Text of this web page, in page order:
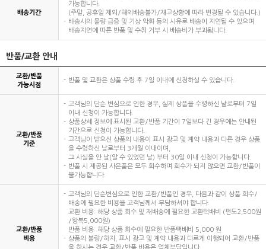
배송기간
가능합니다.
(주말, 공휴일 제외/해외배송불가/재고상황에 따라 변경될 수 있습니다.)
배송사의 물량 급증 및 기상 악화 등의 사유로 배송이 지연될 수 있으며
배송지연에 따른 반품 및 수취 거부 시 배송비가 부과됩니다.
반품/교환 안내
교환/반품
가능시점
반품 및 교환은 상품 수령 후 7일 이내에 신청하실 수 있습니다.
교환/반품
기준
고객님의 단순 변심으로 인한 경우, 실제 상품을 수령하신 날로부터 7일
이내 신청이 가능합니다.
상품상세 정보에 표시된 교환/반품 기간이 7일보다 긴 경우에는 안내된
기간으로 신청이 가능합니다.
고객님이 받으신 상품의 내용이 표시 광고 및 계약 내용과 다른 경우 상품
을 수령하신 날로부터 3개월 이내이며,
그 사실을 안 날(알 수 있었던 날) 부터 30일 이내 신청이 가능합니다.
반품 시 제공된 사은품은 모두 회수하며 회수가 되지 않으면 교환/반품이
불가능합니다.
교환/반품
비용
고객님의 단순변심으로 인한 교환/반품인 경우, 다음과 같이 상품 회수/
배송에 필요한 비용을 고객님께서 부담하셔야 합니다.
교환 비용: 해당 상품 회수 및 재배송에 필요한 교환택배비 (편도2,500원
/왕복5,000원)
반품 비용: 해당 상품 회수에 필요한 반품택배비 5,000 원
상품의 불량/하자, 표시 광고 및 계약 내용과 다르게 이행되어 교환/반품